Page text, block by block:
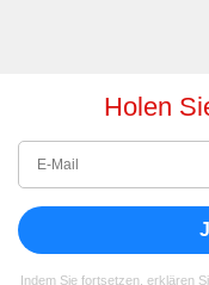
Holen
Indem Sie fortsetzen, erklären